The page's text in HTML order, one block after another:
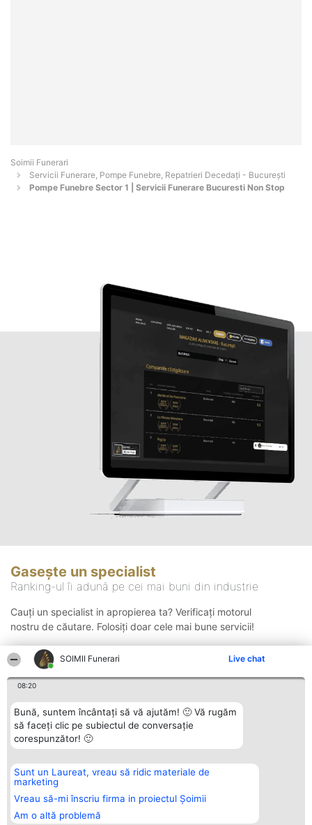
SOIMII Funerari Live chat
08:20
Bună, suntem încântați să vă ajutăm! 🙂 Vă rugăm
să faceți clic pe subiectul de conversație
corespunzător! 🙂
Sunt un Laureat, vreau să ridic materiale de
marketing
Vreau să-mi înscriu firma in proiectul Șoimii
Am o altă problemă
Soimii Funerari
Servicii Funerare, Pompe Funebre, Repatrieri Decedați - Bucureşti
Pompe Funebre Sector 1 | Servicii Funerare Bucuresti Non Stop
Gasește un specialist
Ranking-ul îi adună pe cei mai buni din industrie
Cauți un specialist in apropierea ta? Verificați motorul
nostru de căutare. Folosiți doar cele mai bune servicii!
Organizator Ranking
BRIGHT SOLUTIONS BR SRL
Aleea Timisul De Sus 2 Bl. A30
Sc. A Et. 4 Ap. 13 Cod 061952
București
Plebiscyt
Lista Tuturor
Laureaților
Contact